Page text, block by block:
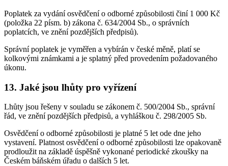
Poplatek za vydání osvědčení o odborné způsobilosti činí 1 000 Kč
(položka 22 písm. b) zákona č. 634/2004 Sb., o správních
poplatcích, ve znění pozdějších předpisů).
Správní poplatek je vyměřen a vybírán v české měně, platí se
kolkovými známkami a je splatný před provedením požadovaného
úkonu.
13. Jaké jsou lhůty pro vyřízení
Lhůty jsou řešeny v souladu se zákonem č. 500/2004 Sb., správní
řád, ve znění pozdějších předpisů, a vyhláškou č. 298/2005 Sb.
Osvědčení o odborné způsobilosti je platné 5 let ode dne jeho
vystavení. Platnost osvědčení o odborné způsobilosti lze opakovaně
prodloužit na základě úspěšně vykonané periodické zkoušky na
Českém báňském úřadu o dalších 5 let.